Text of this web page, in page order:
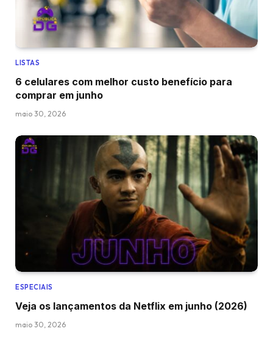
LISTAS
6 celulares com melhor custo benefício para
comprar em junho
maio 30, 2026
ESPECIAIS
Veja os lançamentos da Netflix em junho (2026)
maio 30, 2026